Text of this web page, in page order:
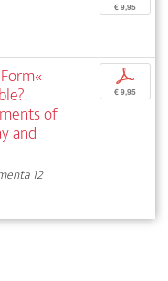
€ 9,95
of
and
12
p
€ 9,95